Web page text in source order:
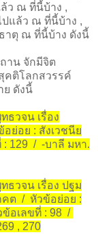
ว ณ ที่นี้บ้าง ,
ปแล้ว ณ ที่นี้บ้าง ,
าตุ ณ ที่นี้บ้าง ดังนี้
าน จักมีจิต
คติโลกสวรรค์
ย ดังนี้
ธวจน เรื่อง
ย่อย : สังเวชนีย
129 / -บาลี มหา.
ธวจน เรื่อง ปฐม
ต / หัวข้อย่อย :
อเลขที่ : 98 /
, 270